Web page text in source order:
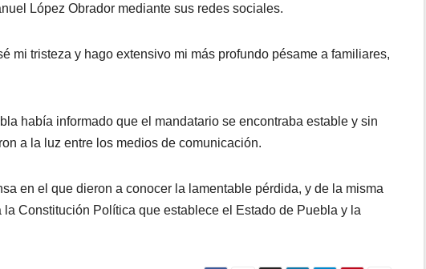
López Obrador mediante sus redes sociales.
mi tristeza y hago extensivo mi más profundo pésame a familiares,
había informado que el mandatario se encontraba estable y sin
a la luz entre los medios de comunicación.
en el que dieron a conocer la lamentable pérdida, y de la misma
la Constitución Política que establece el Estado de Puebla y la